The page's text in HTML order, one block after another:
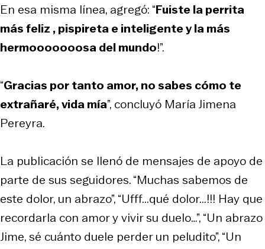
En esa misma línea, agregó: “Fuiste la perrita
más feliz , pispireta e inteligente y la más
hermooooooosa del mundo!”.
“Gracias por tanto amor, no sabes cómo te
extrañaré, vida mía”, concluyó María Jimena
Pereyra.
La publicación se llenó de mensajes de apoyo de
parte de sus seguidores. “Muchas sabemos de
este dolor, un abrazo”, “Ufff...qué dolor...!!! Hay que
recordarla con amor y vivir su duelo…”, “Un abrazo
Jime, sé cuánto duele perder un peludito”, “Un